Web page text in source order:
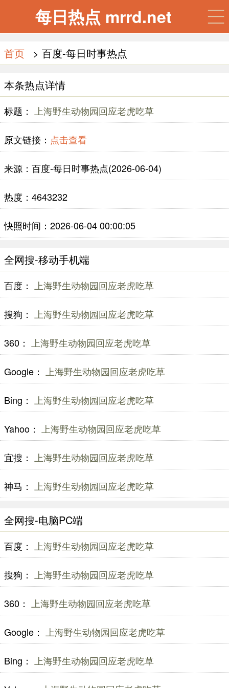
每日热点 mrrd.net
首页 > 百度-每日时事热点
本条热点详情
标题： 上海野生动物园回应老虎吃草
原文链接： 点击查看
来源：百度-每日时事热点(2026-06-04)
热度：4643232
快照时间：2026-06-04 00:00:05
全网搜-移动手机端
百度： 上海野生动物园回应老虎吃草
搜狗： 上海野生动物园回应老虎吃草
360： 上海野生动物园回应老虎吃草
Google： 上海野生动物园回应老虎吃草
Bing： 上海野生动物园回应老虎吃草
Yahoo： 上海野生动物园回应老虎吃草
宜搜： 上海野生动物园回应老虎吃草
神马： 上海野生动物园回应老虎吃草
全网搜-电脑PC端
百度： 上海野生动物园回应老虎吃草
搜狗： 上海野生动物园回应老虎吃草
360： 上海野生动物园回应老虎吃草
Google： 上海野生动物园回应老虎吃草
Bing： 上海野生动物园回应老虎吃草